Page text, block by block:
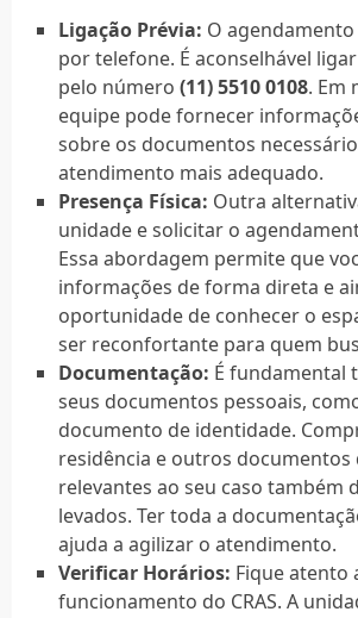
Ligação Prévia: O
por telefone. É aconselhável
pelo número (11) 5510 0108. Em
equipe pode fornecer
sobre os documentos
atendimento mais adequado.
Presença Física: Outra
unidade e solicitar o
Essa abordagem permite que
informações de forma direta e
oportunidade de conhecer o
ser reconfortante para quem
Documentação: É fundamental
seus documentos pessoais,
documento de identidade.
residência e outros documentos
relevantes ao seu caso também
levados. Ter toda a
ajuda a agilizar o atendimento.
Verificar Horários: Fique atento
funcionamento do CRAS. A